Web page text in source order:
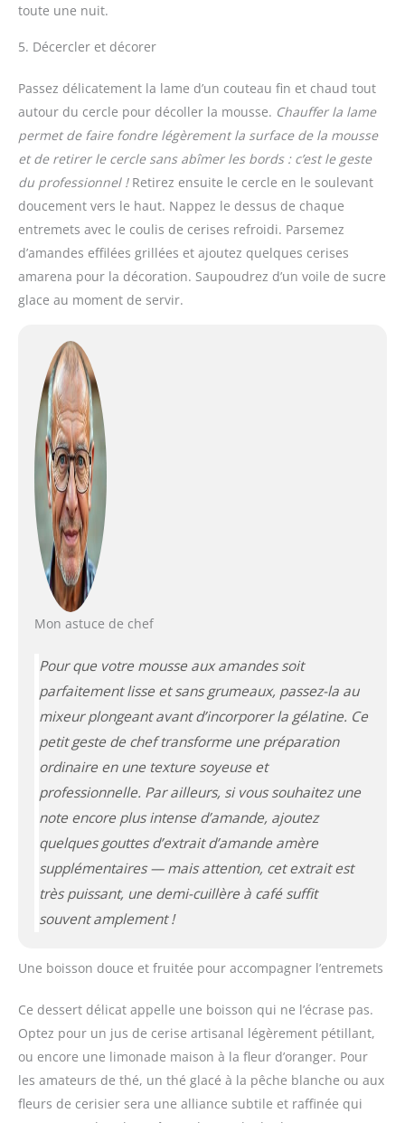
toute une nuit.
5. Décercler et décorer
Passez délicatement la lame d’un couteau fin et chaud tout
autour du cercle pour décoller la mousse. Chauffer la lame
permet de faire fondre légèrement la surface de la mousse
et de retirer le cercle sans abîmer les bords : c’est le geste
du professionnel !Retirez ensuite le cercle en le soulevant
doucement vers le haut. Nappez le dessus de chaque
entremets avec le coulis de cerises refroidi. Parsemez
d’amandes effilées grillées et ajoutez quelques cerises
amarena pour la décoration. Saupoudrez d’un voile de sucre
glace au moment de servir.
Mon astuce de chef
Pour que votre mousse aux amandes soit
parfaitement lisse et sans grumeaux, passez-la au
mixeur plongeant avant d’incorporer la gélatine. Ce
petit geste de chef transforme une préparation
ordinaire en une texture soyeuse et
professionnelle. Par ailleurs, si vous souhaitez une
note encore plus intense d’amande, ajoutez
quelques gouttes d’extrait d’amande amère
supplémentaires — mais attention, cet extrait est
très puissant, une demi-cuillère à café suffit
souvent amplement !
Une boisson douce et fruitée pour accompagner l’entremets
Ce dessert délicat appelle une boisson qui ne l’écrase pas.
Optez pour un jus de cerise artisanal légèrement pétillant,
ou encore une limonade maison à la fleur d’oranger. Pour
les amateurs de thé, un thé glacé à la pêche blanche ou aux
fleurs de cerisier sera une alliance subtile et raffinée qui